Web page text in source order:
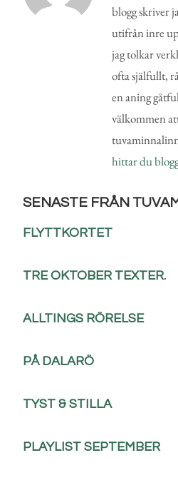
blogg skriver
utifrån inre
jag tolkar
ofta själfullt,
en aning
välkommen
hittar du
SENASTE FRÅN
FLYTTKORTET
TRE OKTOBER TEXTER.
ALLTINGS RÖRELSE
PÅ DALARÖ
TYST & STILLA
PLAYLIST SEPTEMBER